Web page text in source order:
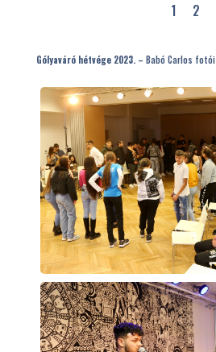
1 2
Gólyaváró hétvége 2023. – Babó Carlos fotói